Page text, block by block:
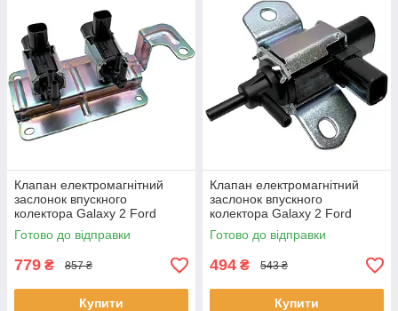
Клапан електромагнітний
заслонок впускного
колектора Galaxy 2 Ford
1357313 4M5G9J559NA
4M5G9J559NB 5243591
Готово до відправки
779 ₴ 857 ₴
Купити
Клапан електромагнітний
заслонок впускного
колектора Galaxy 2 Ford
1357314 1119940
1S7G9J559BB L30118741
Готово до відправки
494 ₴ 543 ₴
Купити